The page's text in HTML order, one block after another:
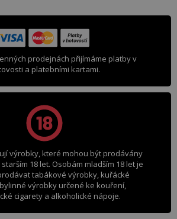
prodejnách přijímáme platby v
a platebními kartami.
výrobky, které mohou být prodávány
18 let. Osobám mladším 18 let je
tabákové výrobky, kuřácké
výrobky určené ke kouření,
cigarety a alkoholické nápoje.